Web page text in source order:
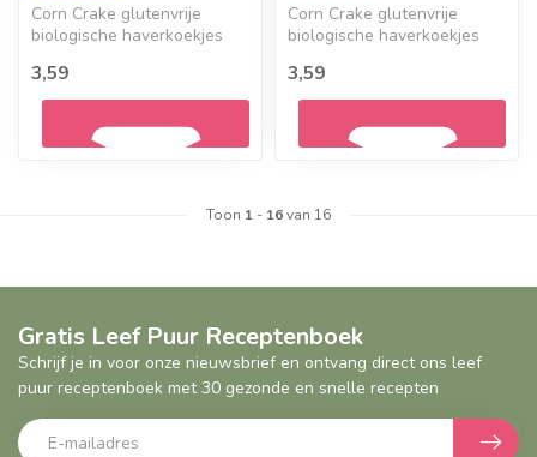
Corn Crake glutenvrije
biologische haverkoekjes
hulpstoffen....
3,59
Corn Crake glutenvrije
biologische haverkoekjes
hulpstoffen....
3,59
Toon 1 - 16van 16
Gratis Leef Puur Receptenboek
Schrijf je in voor onze nieuwsbrief en ontvang direct ons leef
puur receptenboek met 30 gezonde en snelle recepten